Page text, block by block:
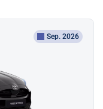
Sep. 2026